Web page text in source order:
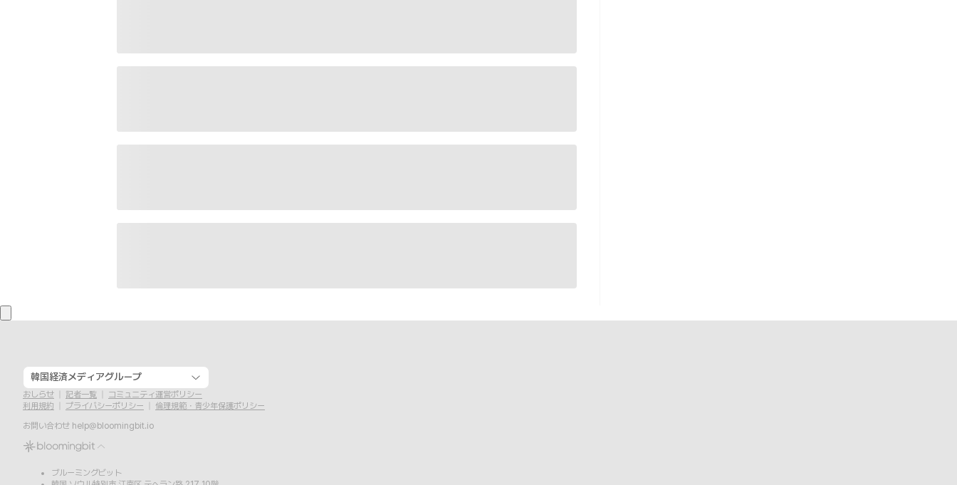
韓国経済メディアグループ
おしらせ 記者一覧
コミュニティ運営ポリシー
利用規約
プライバシーポリシー
倫理規範・青少年保護ポリシー
お問い合わせ help@bloomingbit.io
ブルーミングビット